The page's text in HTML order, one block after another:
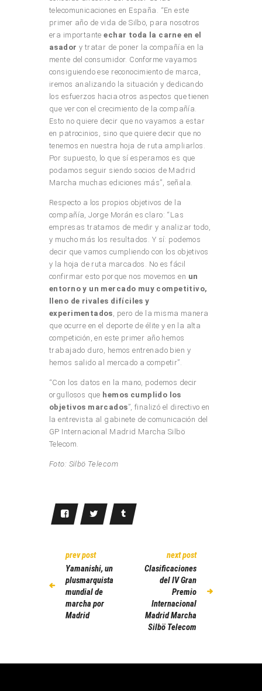
telecomunicaciones en España. “En este
primer año de vida de Silbö, para nosotros
era importanteechar toda la carne en el
asador y tratar de poner la compañía en la
mente del consumidor. Conforme vayamos
consiguiendo ese reconocimiento de marca,
iremos analizando la situación y dedicando
los esfuerzos hacia otros aspectos que tienen
que ver con el crecimiento de la compañía.
Esto no quiere decir que no vayamos a estar
en patrocinios, sino que quiere decir que no
tenemos en nuestra hoja de ruta ampliarlos.
Por supuesto, lo que sí esperamos es que
podamos seguir siendo socios de Madrid
Marcha muchas ediciones más”, señala.
Respecto a los propios objetivos de la
compañía, Jorge Morán es claro: “Las
empresas tratamos de medir y analizar todo,
y mucho más los resultados. Y sí: podemos
decir que vamos cumpliendo con los objetivos
y la hoja de ruta marcados. No es fácil
confirmar esto porque nos movemos en un
entorno y un mercado muy competitivo,
lleno de rivales difíciles y
experimentados, pero de la misma manera
que ocurre en el deporte de élite y en la alta
competición, en este primer año hemos
trabajado duro, hemos entrenado bien y
hemos salido al mercado a competir”.
“Con los datos en la mano, podemos decir
orgullosos que hemos cumplido los
objetivos marcados”, finalizó el directivo en
la entrevista al gabinete de comunicación del
GP Internacional Madrid Marcha Silbö
Telecom.
Foto: Silbö Telecom
prev post
Yamanishi, un
plusmarquista
mundial de
marcha por
Madrid
next post
Clasificaciones
del IV Gran
Premio
Internacional
Madrid Marcha
Silbö Telecom